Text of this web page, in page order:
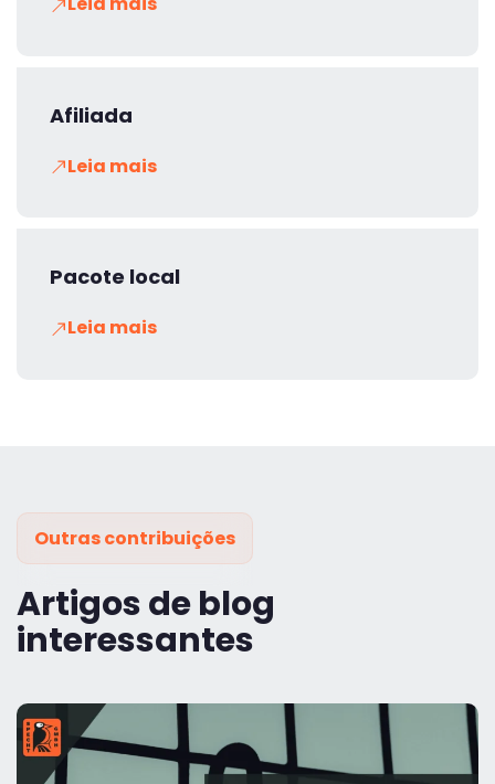
Afiliada
Leia mais
Pacote local
Leia mais
Outras contribuições
Artigos de blog
interessantes